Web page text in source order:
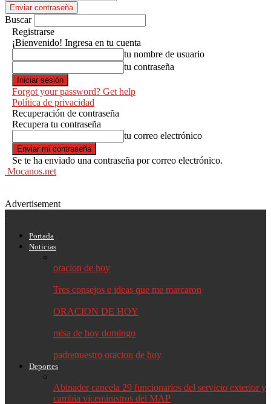
Buscar
Registrarse
¡Bienvenido! Ingresa en tu cuenta
tu nombre de usuario
tu contraseña
Forgot your password? Get help
Política de privacidad
Recuperación de contraseña
Recupera tu contraseña
tu correo electrónico
Se te ha enviado una contraseña por correo electrónico.
Mocanos.net
Advertisement
Portada
Noticias
oracion de hoy
Tres consejos e ideas que me marcaron
ORACION DE HOY
misa de hoy domingo
padrenuestro oracion de hoy
Deportes
Abinader cancela 29 funcionarios del servicio exterior y
cambia viceministros del MAP